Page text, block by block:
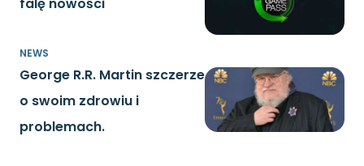
falę nowości
NEWS
George R.R. Martin szczerze
o swoim zdrowiu i
problemach.